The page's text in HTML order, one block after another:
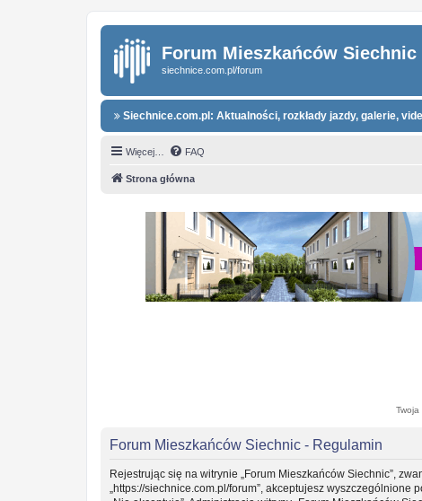
Forum Mieszkańców Siechnic
siechnice.com.pl/forum
Siechnice.com.pl: Aktualności, rozkłady jazdy, galerie,
Więcej… FAQ
Strona główna
Twoja
Forum Mieszkańców Siechnic - Regulamin
Rejestrując się na witrynie „Forum Mieszkańców Siechnic”,
„https://siechnice.com.pl/forum”, akceptujesz